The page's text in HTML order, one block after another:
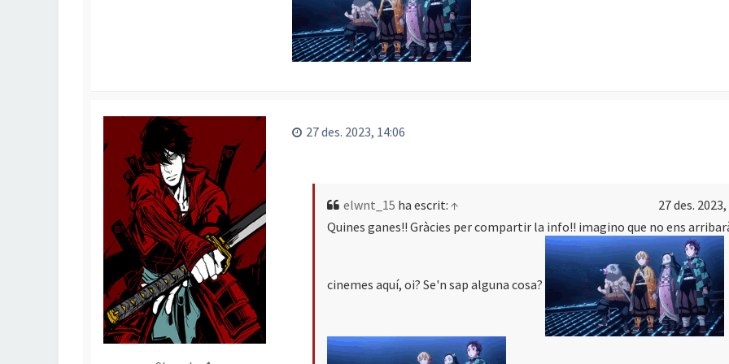
27 des. 2023, 14:06
elwnt_15 ha escrit: ↑
27 des.
Quines ganes!! Gràcies per compartir la info!! imagino que no ens
cinemes aquí, oi? Se'n sap alguna cosa?